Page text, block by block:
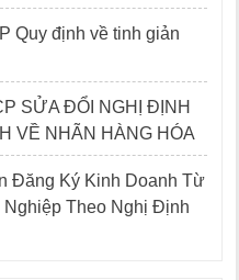
Quy định về tinh giản
SỬA ĐỔI NGHỊ ĐỊNH
VỀ NHÃN HÀNG HÓA
Đăng Ký Kinh Doanh Từ
Theo Nghị Định